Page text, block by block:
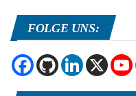
FOLGE UNS: